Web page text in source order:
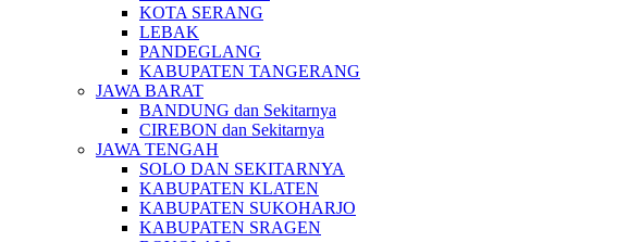
KOTA SERANG
LEBAK
PANDEGLANG
KABUPATEN TANGERANG
JAWA BARAT
BANDUNG dan Sekitarnya
CIREBON dan Sekitarnya
JAWA TENGAH
SOLO DAN SEKITARNYA
KABUPATEN KLATEN
KABUPATEN SUKOHARJO
KABUPATEN SRAGEN